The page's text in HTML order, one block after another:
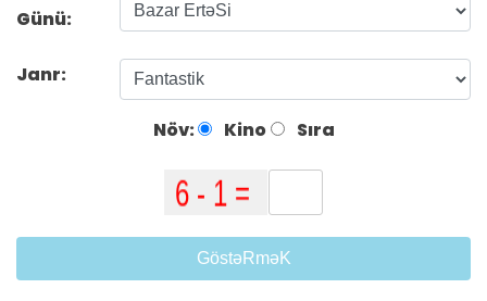
Günü:
Janr:
Növ: Kino Sıra
GöstəRməK